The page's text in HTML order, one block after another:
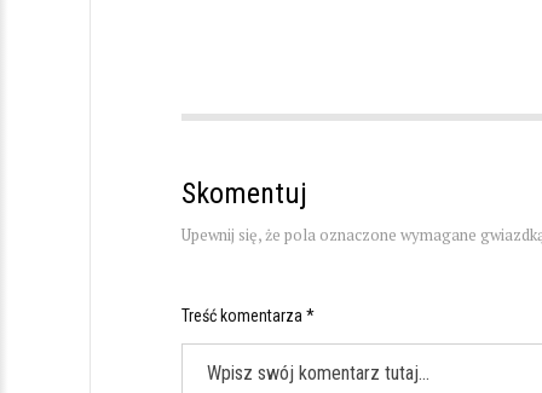
Skomentuj
Upewnij się, że pola oznaczone wymagane
Treść komentarza *